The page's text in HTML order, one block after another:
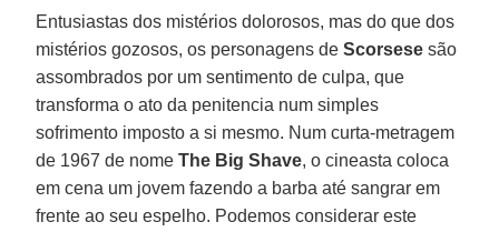
Entusiastas dos mistérios dolorosos, mas do que dos
mistérios gozosos, os personagens deScorsese são
assombrados por um sentimento de culpa, que
transforma o ato da penitencia num simples
sofrimento imposto a si mesmo. Num curta-metragem
de 1967 de nomeThe Big Shave, o cineasta coloca
em cena um jovem fazendo a barba até sangrar em
frente ao seu espelho. Podemos considerar este